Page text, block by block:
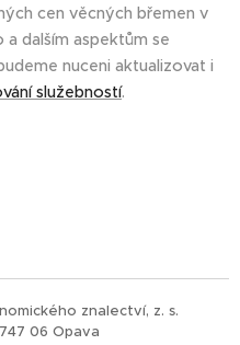
cen věcných břemen v
dalším aspektům se
nuceni aktualizovat i
služebností.
znalectví, z. s.
06 Opava